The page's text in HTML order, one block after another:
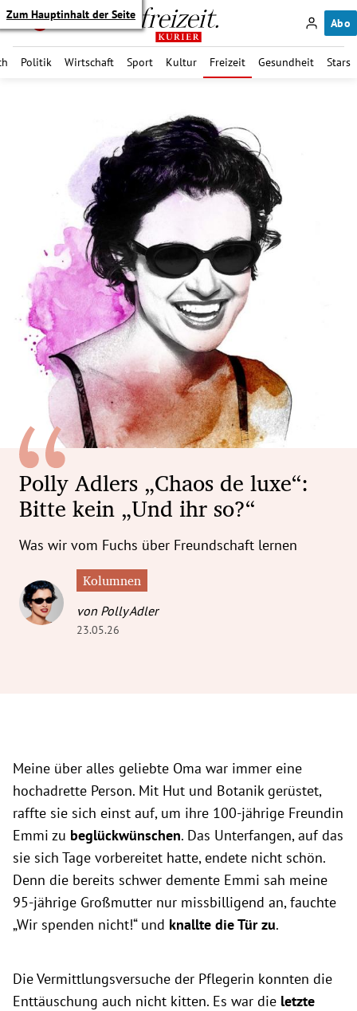
Zum Hauptinhalt der Seite
Abo
Politik Wirtschaft Sport Kultur Freizeit Gesundheit Stars
Untermenü
Untermenü
Untermenü
Untermenü
Untermenü
Untermenü
Untermenü
Polly Adlers „Chaos de luxe“:
Bitte kein „Und ihr so?“
Was wir vom Fuchs über Freundschaft lernen
Kolumnen
von Polly Adler
23.05.26
Meine über alles geliebte Oma war immer eine
hochadrette Person. Mit Hut und Botanik gerüstet,
raffte sie sich einst auf, um ihre 100-jährige Freundin
Emmi zu beglückwünschen. Das Unterfangen, auf das
sie sich Tage vorbereitet hatte, endete nicht schön.
Denn die bereits schwer demente Emmi sah meine
95-jährige Großmutter nur missbilligend an, fauchte
„Wir spenden nicht!“ und knallte die Tür zu.
Die Vermittlungsversuche der Pflegerin konnten die
Enttäuschung auch nicht kitten. Es war die letzte